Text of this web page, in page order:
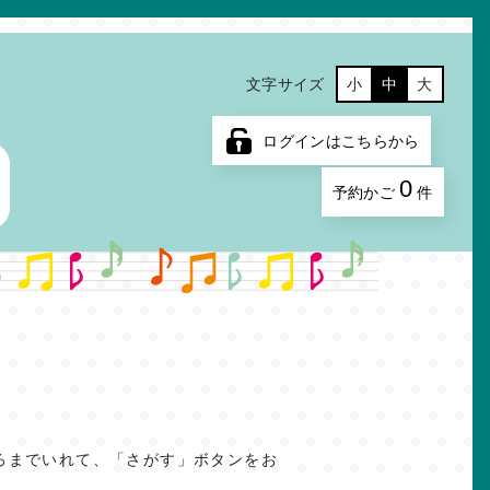
文字サイズ 小 中 大
ログインはこちらから
予約かご 0 件
でいれて、「さがす」ボタンをお